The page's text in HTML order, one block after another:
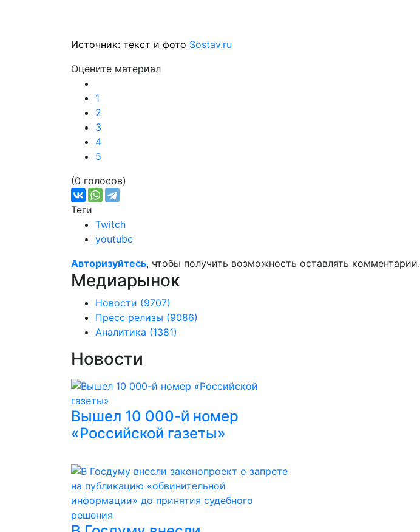
Источник: текст и фото Sostav.ru
Оцените материал
1
2
3
4
5
(0 голосов)
Теги
Twitch
youtube
Авторизуйтесь, чтобы получить возможность оставлять комментарии.
Медиарынок
Новости (9707)
Пресс релизы (9086)
Аналитика (1381)
Новости
Вышел 10 000-й номер
«Российской газеты»